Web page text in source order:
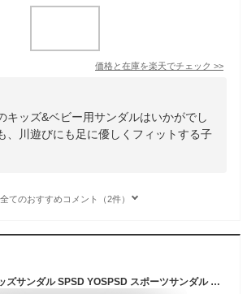
価格と在庫を楽天でチェック >>
キッズ&ベビー用サンダルはいかがでし
、川遊びにも足に優しくフィットする子
全てのおすすめコメント（2件）
[ニューバランス] キッズサンダル SPSD YOSPSD スポーツサンダル アウトドア 軽量 マジックテープ CD(レッド) 21.0 cm M